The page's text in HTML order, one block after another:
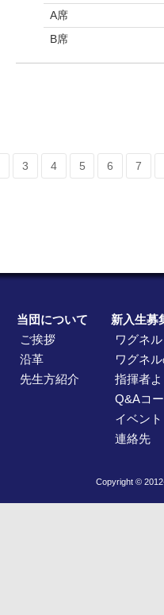
A席
B席
3 4 5 6 7
当団について
ご挨拶
沿革
先生方紹介
新入生募
ワグネ
ワグネ
指揮者
Q&Aコ
イベン
連絡先
Copyright ©